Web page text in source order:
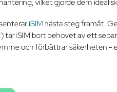
vilket gjorde dem
iSIMnästa steg framåt.
tar iSIM bort behovet av ett
och förbättrar säkerheten -